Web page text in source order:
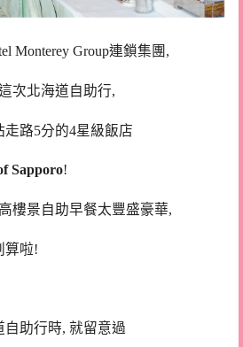
Monterey Group連鎖集團,
次北海道自助行,
路5分的4星級飯店
Sapporo!
樓景自助早餐太豐盛豪華,
算啦!
助行時, 就留意過